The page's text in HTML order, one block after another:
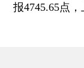
报4745.65点，